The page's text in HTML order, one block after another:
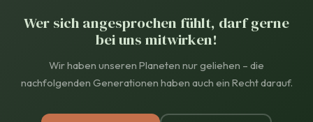
Wer sich angesprochen fühlt, darf gerne
bei uns mitwirken!
Wir haben unseren Planeten nur geliehen – die
nachfolgenden Generationen haben auch ein Recht darauf.